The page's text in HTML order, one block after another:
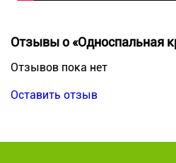
Отзывы о «Односпальная
Отзывов пока нет
Оставить отзыв